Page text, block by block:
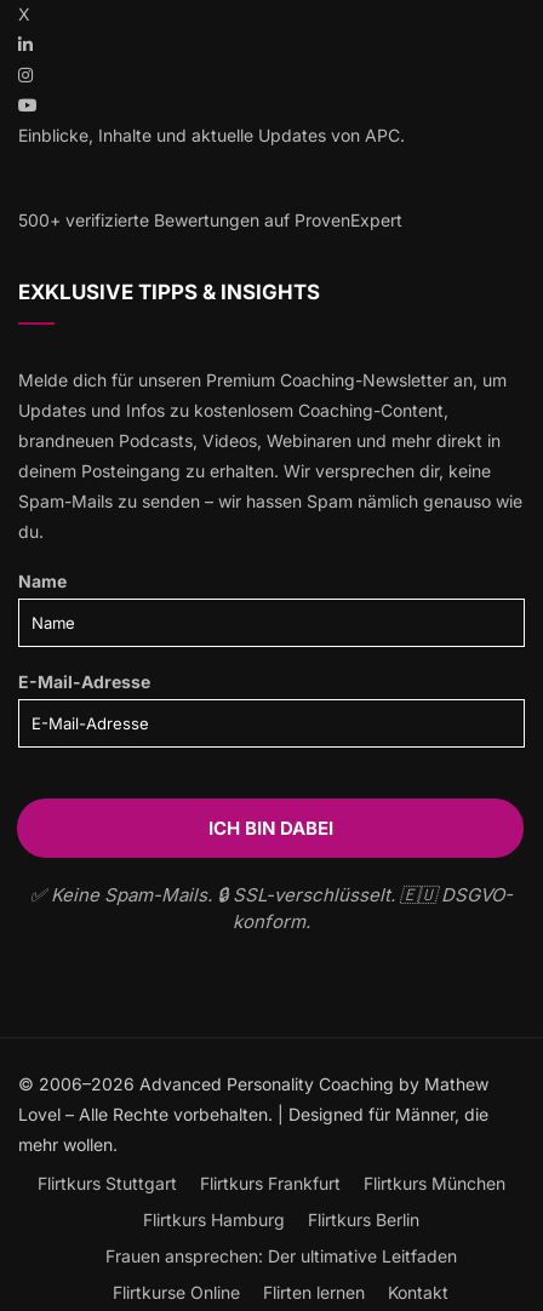
X
Einblicke, Inhalte und aktuelle Updates von APC.
500+ verifizierte Bewertungen auf ProvenExpert
EXKLUSIVE TIPPS & INSIGHTS
Melde dich für unseren Premium Coaching-Newsletter an, um
Updates und Infos zu kostenlosem Coaching-Content,
brandneuen Podcasts, Videos, Webinaren und mehr direkt in
deinem Posteingang zu erhalten. Wir versprechen dir, keine
Spam-Mails zu senden – wir hassen Spam nämlich genauso wie
du.
Name
E-Mail-Adresse
✅ Keine Spam-Mails. 🔒 SSL-verschlüsselt. 🇪🇺 DSGVO-
konform.
© 2006–2026 Advanced Personality Coaching by Mathew
Lovel – Alle Rechte vorbehalten. | Designed für Männer, die
mehr wollen.
Flirtkurs Stuttgart
Flirtkurs Frankfurt
Flirtkurs München
Flirtkurs Hamburg
Flirtkurs Berlin
Frauen ansprechen: Der ultimative Leitfaden
Flirtkurse Online
Flirten lernen Kontakt